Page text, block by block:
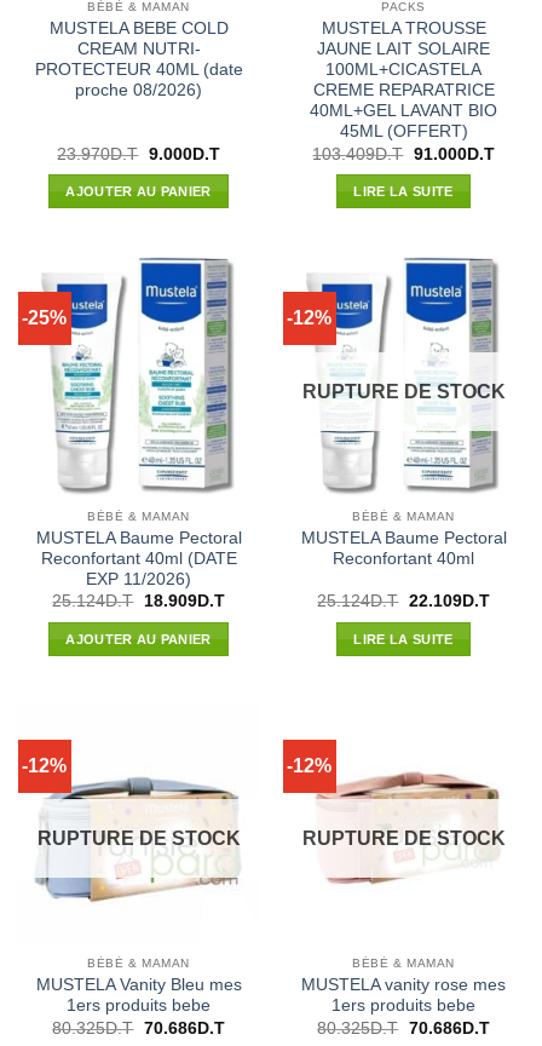
BÉBÉ & MAMAN
MUSTELA BEBE COLD
CREAM NUTRI-
PROTECTEUR 40ML (date
proche 08/2026)
23.970D.T Le
initial
était :
9.000D.TLe
AJOUTER AU PANIER
PACKS
MUSTELA TROUSSE
JAUNE LAIT SOLAIRE
100ML+CICASTELA
CREME REPARATRICE
40ML+GEL LAVANT BIO
45ML (OFFERT)
103.409D.T Le
initial
était :
91.000D.TLe
LIRE LA SUITE
-25%
BÉBÉ & MAMAN
MUSTELA Baume Pectoral
Reconfortant 40ml (DATE
EXP 11/2026)
25.124D.T
Le
initial
était :
18.909D.TLe
AJOUTER AU PANIER
-12%
RUPTURE DE STOCK
BÉBÉ & MAMAN
MUSTELA Baume Pectoral
Reconfortant 40ml
25.124D.T Le
initial
était :
22.109D.TLe
LIRE LA SUITE
-12%
RUPTURE DE STOCK
BÉBÉ & MAMAN
MUSTELA Vanity Bleu mes
1ers produits bebe
80.325D.T Le
70.686D.TLe
-12%
RUPTURE DE STOCK
BÉBÉ & MAMAN
MUSTELA vanity rose mes
1ers produits bebe
80.325D.T Le
70.686D.TLe